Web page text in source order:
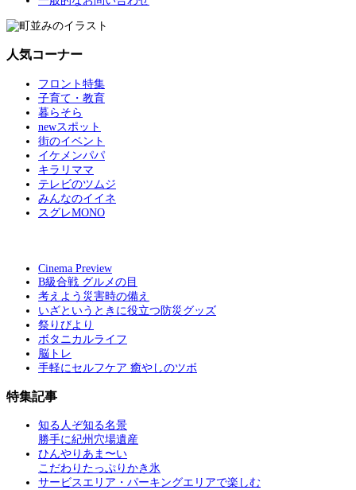
人気コーナー
フロント特集
子育て・教育
暮らそら
newスポット
街のイベント
イケメンパパ
キラリママ
テレビのツムジ
みんなのイイネ
スグレMONO
Cinema Preview
B級合戦 グルメの目
考えよう災害時の備え
いざというときに役立つ防災グッズ
祭りびより
ボタニカルライフ
脳トレ
手軽にセルフケア 癒やしのツボ
特集記事
知る人ぞ知る名景
勝手に紀州穴場遺産
ひんやりあま〜い
こだわりたっぷりかき氷
サービスエリア・パーキングエリアで楽しむ